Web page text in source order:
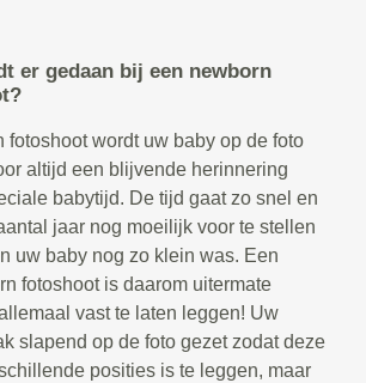
er gedaan bij een newborn
fotoshoot wordt uw baby op de foto
altijd een blijvende herinnering
babytijd. De tijd gaat zo snel en
jaar nog moeilijk voor te stellen
uw baby nog zo klein was. Een
fotoshoot is daarom uitermate
vast te laten leggen! Uw
slapend op de foto gezet zodat deze
posities is te leggen, maar